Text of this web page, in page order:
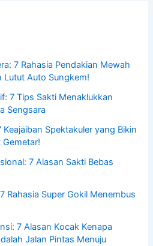
7 Rahasia Pendakian Mewah
Lutut Auto Sungkem!
7 Tips Sakti Menaklukkan
Sengsara
Keajaiban Spektakuler yang Bikin
7 Alasan Sakti Bebas
Rahasia Super Gokil Menembus
7 Alasan Kocak Kenapa
Jalan Pintas Menuju